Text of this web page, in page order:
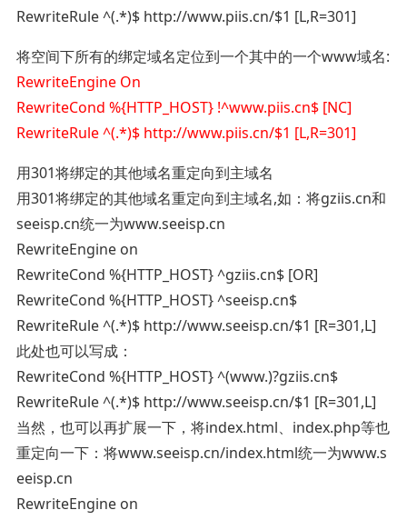
RewriteRule ^(.*)$ http://www.piis.cn/$1 [L,R=301]
将空间下所有的绑定域名定位到一个其中的一个www域名:
RewriteEngine On
RewriteCond %{HTTP_HOST} !^www.piis.cn$ [NC]
RewriteRule ^(.*)$ http://www.piis.cn/$1 [L,R=301]
用301将绑定的其他域名重定向到主域名
用301将绑定的其他域名重定向到主域名,如：将gziis.cn和
seeisp.cn统一为www.seeisp.cn
RewriteEngine on
RewriteCond %{HTTP_HOST} ^gziis.cn$ [OR]
RewriteCond %{HTTP_HOST} ^seeisp.cn$
RewriteRule ^(.*)$ http://www.seeisp.cn/$1 [R=301,L]
此处也可以写成：
RewriteCond %{HTTP_HOST} ^(www.)?gziis.cn$
RewriteRule ^(.*)$ http://www.seeisp.cn/$1 [R=301,L]
当然，也可以再扩展一下，将index.html、index.php等也
重定向一下：将www.seeisp.cn/index.html统一为www.s
eeisp.cn
RewriteEngine on